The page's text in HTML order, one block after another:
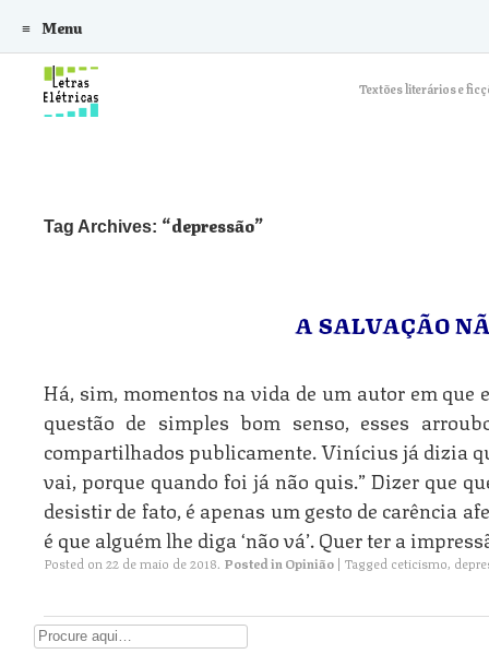
Textões literários e
Menu
Skip to content
Tag Archives: depressão
A SALVAÇÃO
Há, sim, momentos na vida de um autor em que
questão de simples bom senso, esses
compartilhados publicamente. Vinícius já dizia
vai, porque quando foi já não quis.” Dizer que
desistir de fato, é apenas um gesto de carência
é que alguém lhe diga ‘não vá’. Quer ter a
Posted on 22 de maio de 2018. Posted in Opinião | Tagged ceticismo,
Digite aqui